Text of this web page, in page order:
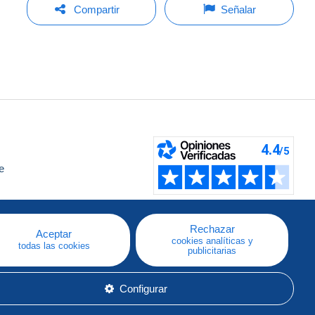
Compartir Señalar
Aceptar
todas las cookies
Rechazar
cookies analíticas y
publicitarias
Configurar